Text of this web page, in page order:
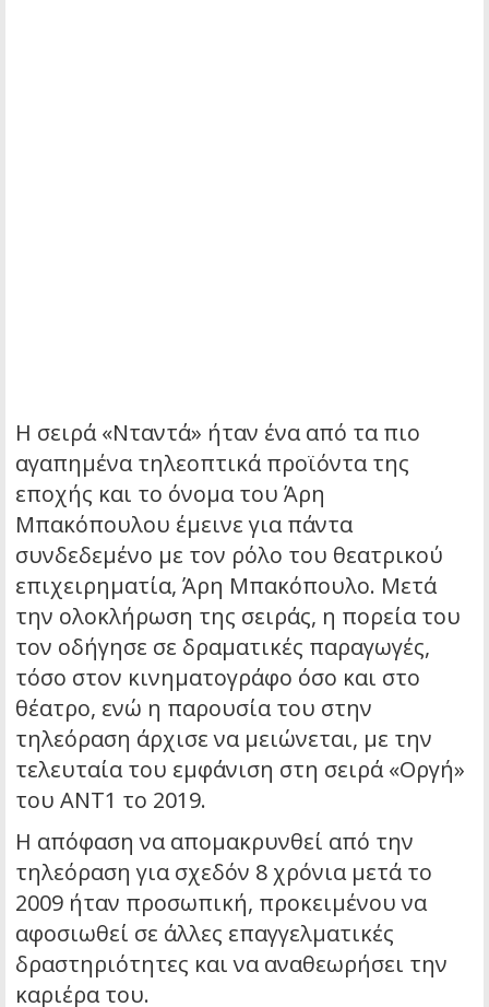
Η σειρά «Νταντά» ήταν ένα από τα πιο
αγαπημένα τηλεοπτικά προϊόντα της
εποχής και το όνομα του Άρη
Μπακόπουλου έμεινε για πάντα
συνδεδεμένο με τον ρόλο του θεατρικού
επιχειρηματία, Άρη Μπακόπουλο. Μετά
την ολοκλήρωση της σειράς, η πορεία του
τον οδήγησε σε δραματικές παραγωγές,
τόσο στον κινηματογράφο όσο και στο
θέατρο, ενώ η παρουσία του στην
τηλεόραση άρχισε να μειώνεται, με την
τελευταία του εμφάνιση στη σειρά «Οργή»
του ΑΝΤ1 το 2019.
Η απόφαση να απομακρυνθεί από την
τηλεόραση για σχεδόν 8 χρόνια μετά το
2009 ήταν προσωπική, προκειμένου να
αφοσιωθεί σε άλλες επαγγελματικές
δραστηριότητες και να αναθεωρήσει την
καριέρα του.